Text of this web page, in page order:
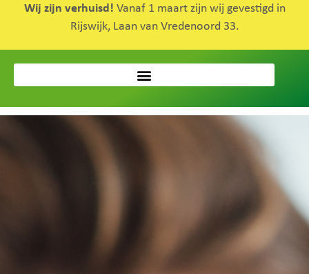
Wij zijn verhuisd! Vanaf 1 maart zijn wij gevestigd in
Rijswijk, Laan van Vredenoord 33.